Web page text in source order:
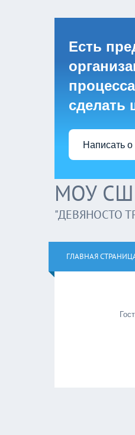
Есть
сделать
Написать
МОУ
"ДЕВЯНОСТО
ГЛАВНАЯ